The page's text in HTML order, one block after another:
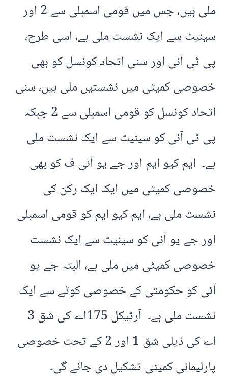
ملی ہیں، جس میں قومی اسمبلی سے 2 اور
سینیٹ سے ایک نشست ملی ہے، اسی طرح،
پی ٹی آئی اور سنی اتحاد کونسل کو بھی
خصوصی کمیٹی میں نشستیں ملی ہیں، سنی
اتحاد کونسل کو قومی اسمبلی سے 2 جبکہ
پی ٹی آئی کو سینیٹ سے ایک نشست ملی
ہے۔ ایم کیو ایم اور جے یو آئی ف کو بھی
خصوصی کمیٹی میں ایک ایک رکن کی
نشست ملی ہے، ایم کیو ایم کو قومی اسمبلی
اور جے یو آئی کو سینیٹ سے ایک نشست
خصوصی کمیٹی میں ملی ہے، البتہ جے یو
آئی کو حکومتی کے خصوصی کوٹے سے ایک
نشست ملی ہے۔ آرٹیکل 175اے کی شق 3
اے کی ذیلی شق 1 اور 2 کے تحت خصوصی
پارلیمانی کمیٹی تشکیل دی جائے گی۔